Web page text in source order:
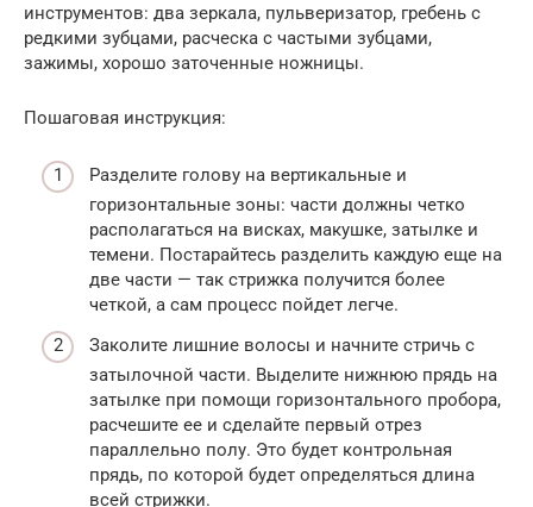
инструментов: два зеркала, пульверизатор, гребень с
редкими зубцами, расческа с частыми зубцами,
зажимы, хорошо заточенные ножницы.
Пошаговая инструкция:
Разделите голову на вертикальные и
горизонтальные зоны: части должны четко
располагаться на висках, макушке, затылке и
темени. Постарайтесь разделить каждую еще на
две части — так стрижка получится более
четкой, а сам процесс пойдет легче.
Заколите лишние волосы и начните стричь с
затылочной части. Выделите нижнюю прядь на
затылке при помощи горизонтального пробора,
расчешите ее и сделайте первый отрез
параллельно полу. Это будет контрольная
прядь, по которой будет определяться длина
всей стрижки.